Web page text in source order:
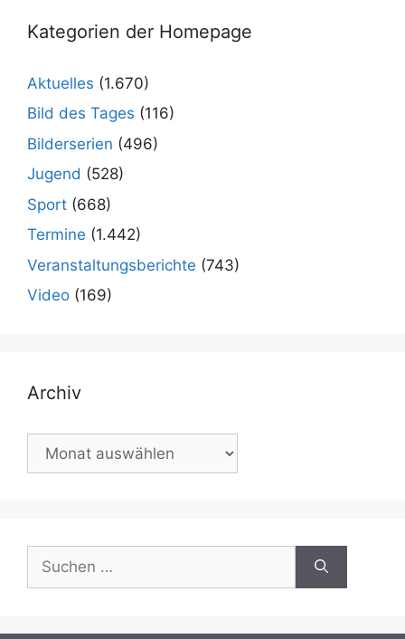
Kategorien der Homepage
Aktuelles (1.670)
Bild des Tages (116)
Bilderserien (496)
Jugend (528)
Sport (668)
Termine (1.442)
Veranstaltungsberichte (743)
Video (169)
Archiv
Archiv
Suchen
nach: